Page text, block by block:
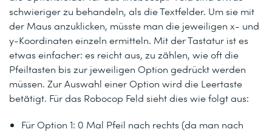
schwieriger zu behandeln, als die Textfelder. Um sie mit
der Maus anzuklicken, müsste man die jeweiligen x- und
y-Koordinaten einzeln ermitteln. Mit der Tastatur ist es
etwas einfacher: es reicht aus, zu zählen, wie oft die
Pfeiltasten bis zur jeweiligen Option gedrückt werden
müssen. Zur Auswahl einer Option wird die Leertaste
betätigt. Für das Robocop Feld sieht dies wie folgt aus:
Für Option 1: 0 Mal Pfeil nach rechts (da man nach